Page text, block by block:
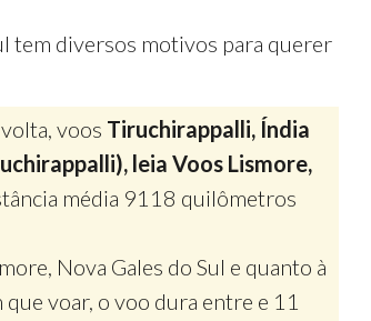
tem diversos motivos para querer
voos Tiruchirappalli, Índia
leia Voos Lismore,
média 9118 quilômetros
Nova Gales do Sul e quanto à
voar, o voo dura entre e 11